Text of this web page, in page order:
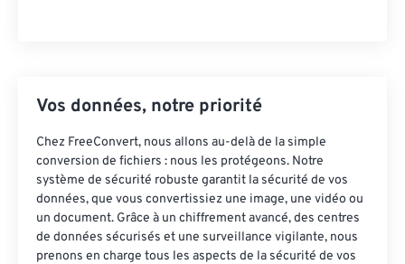
Vos données, notre priorité
Chez FreeConvert, nous allons au-delà de la simple
conversion de fichiers : nous les protégeons. Notre
système de sécurité robuste garantit la sécurité de vos
données, que vous convertissiez une image, une vidéo ou
un document. Grâce à un chiffrement avancé, des centres
de données sécurisés et une surveillance vigilante, nous
prenons en charge tous les aspects de la sécurité de vos